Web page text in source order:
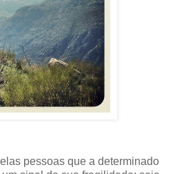
pessoas que a determinado